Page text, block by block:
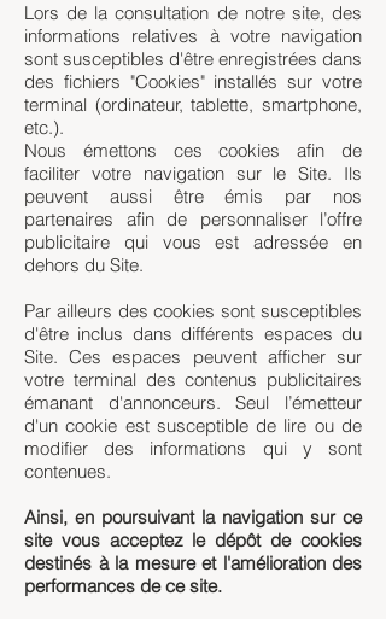
Lors de la consultation de notre site, des
informations relatives à votre navigation
sont susceptibles d'être enregistrées dans
des fichiers "Cookies" installés sur votre
terminal (ordinateur, tablette, smartphone,
etc.).
Nous émettons ces cookies afin de
faciliter votre navigation sur le Site. Ils
peuvent aussi être émis par nos
partenaires afin de personnaliser l’offre
publicitaire qui vous est adressée en
dehors du Site.
Par ailleurs des cookies sont susceptibles
d'être inclus dans différents espaces du
Site. Ces espaces peuvent afficher sur
votre terminal des contenus publicitaires
émanant d'annonceurs. Seul l’émetteur
d'un cookie est susceptible de lire ou de
modifier des informations qui y sont
contenues.
Ainsi, en poursuivant la navigation sur ce
site vous acceptez le dépôt de cookies
destinés à la mesure et l'amélioration des
performances de ce site.